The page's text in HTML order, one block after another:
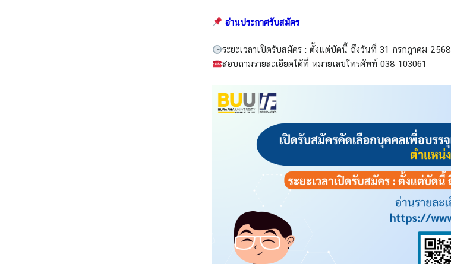
อ่านประกาศรับสมัคร
ระยะเวลาเปิดรับสมัคร : ตั้งแต่บัดนี้ ถึงวันที่ 31 กรกฎาคม 2568
สอบถามรายละเอียดได้ที่ หมายเลขโทรศัพท์ 038 103061